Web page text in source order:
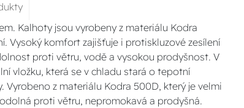
Kalhoty jsou vyrobeny z materiálu Kodra
Vysoký komfort zajišťuje i protiskluzové zesílení
proti větru, vodě a vysokou prodyšnost. V
vložku, která se v chladu stará o tepotní
z materiálu Kodra 500D, který je velmi
proti větru, nepromokavá a prodyšná.